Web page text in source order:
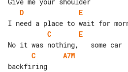
D
E
C
E
C
A7M